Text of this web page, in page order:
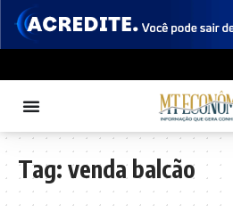
Tag: venda balcão